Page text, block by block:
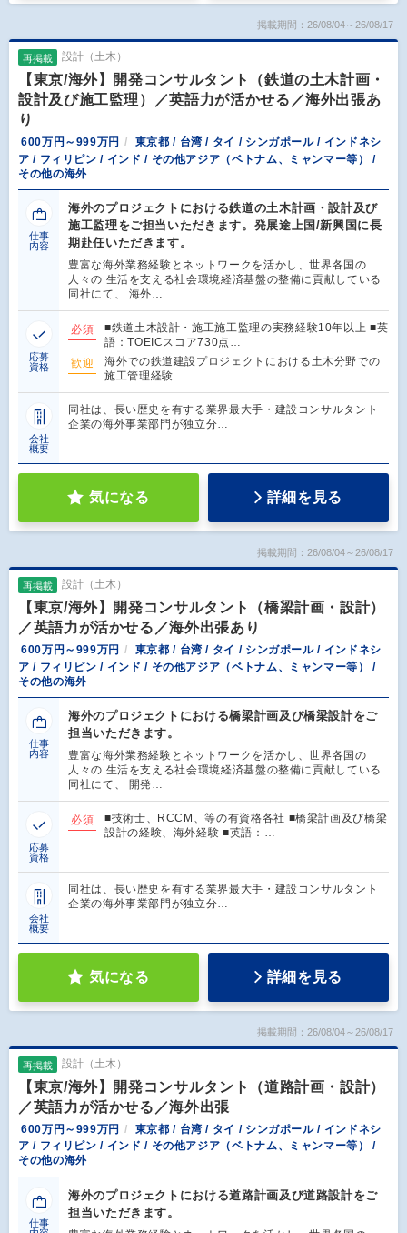
掲載期間：26/08/04～26/08/17
再掲載 設計（土木）
【東京/海外】開発コンサルタント（鉄道の土木計画・
設計及び施工監理）／英語力が活かせる／海外出張あ
り
600万円～999万円
東京都 / 台湾 / タイ / シンガポール / インドネシ
ア / フィリピン / インド / その他アジア（ベトナム、ミャンマー等） /
その他の海外
仕事
内容
海外のプロジェクトにおける鉄道の土木計画・設計及び
施工監理をご担当いただきます。発展途上国/新興国に長
期赴任いただきます。
豊富な海外業務経験とネットワークを活かし、世界各国の
人々の 生活を支える社会環境経済基盤の整備に貢献している
同社にて、 海外…
応募
資格
必須
■鉄道土木設計・施工施工監理の実務経験10年以上 ■英
語：TOEICスコア730点…
歓迎
海外での鉄道建設プロジェクトにおける土木分野での
施工管理経験
会社
概要
同社は、長い歴史を有する業界最大手・建設コンサルタント
企業の海外事業部門が独立分…
気になる 詳細を見る
掲載期間：26/08/04～26/08/17
再掲載 設計（土木）
【東京/海外】開発コンサルタント（橋梁計画・設計）
／英語力が活かせる／海外出張あり
600万円～999万円
東京都 / 台湾 / タイ / シンガポール / インドネシ
ア / フィリピン / インド / その他アジア（ベトナム、ミャンマー等） /
その他の海外
仕事
内容
海外のプロジェクトにおける橋梁計画及び橋梁設計をご
担当いただきます。
豊富な海外業務経験とネットワークを活かし、世界各国の
人々の 生活を支える社会環境経済基盤の整備に貢献している
同社にて、 開発…
応募
資格
必須
■技術士、RCCM、等の有資格各社 ■橋梁計画及び橋梁
設計の経験、海外経験 ■英語：…
会社
概要
同社は、長い歴史を有する業界最大手・建設コンサルタント
企業の海外事業部門が独立分…
気になる 詳細を見る
掲載期間：26/08/04～26/08/17
再掲載 設計（土木）
【東京/海外】開発コンサルタント（道路計画・設計）
／英語力が活かせる／海外出張
600万円～999万円
東京都 / 台湾 / タイ / シンガポール / インドネシ
ア / フィリピン / インド / その他アジア（ベトナム、ミャンマー等） /
その他の海外
仕事
海外のプロジェクトにおける道路計画及び道路設計をご
担当いただきます。